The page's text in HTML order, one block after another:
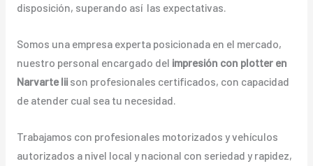
disposición, superando así las expectativas.
Somos una empresa experta posicionada en el mercado,
nuestro personal encargado del impresión con plotter en
Narvarte Iiison profesionales certificados, con capacidad
de atender cual sea tu necesidad.
Trabajamos con profesionales motorizados y vehículos
autorizados a nivel local y nacional con seriedad y rapidez,